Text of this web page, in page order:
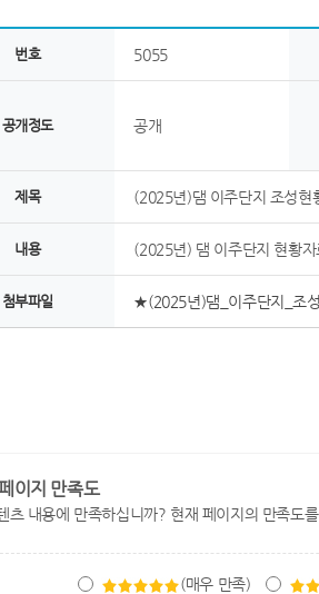
번호 5055
공개정도 공개
제목 (2025년)댐 이주단지 조성현
내용 (2025년) 댐 이주단지 현황자
첨부파일 ★(2025년)댐_이주단지_조
이지 만족도
츠 내용에 만족하십니까? 현재 페이지의 만족도
(매우 만족)